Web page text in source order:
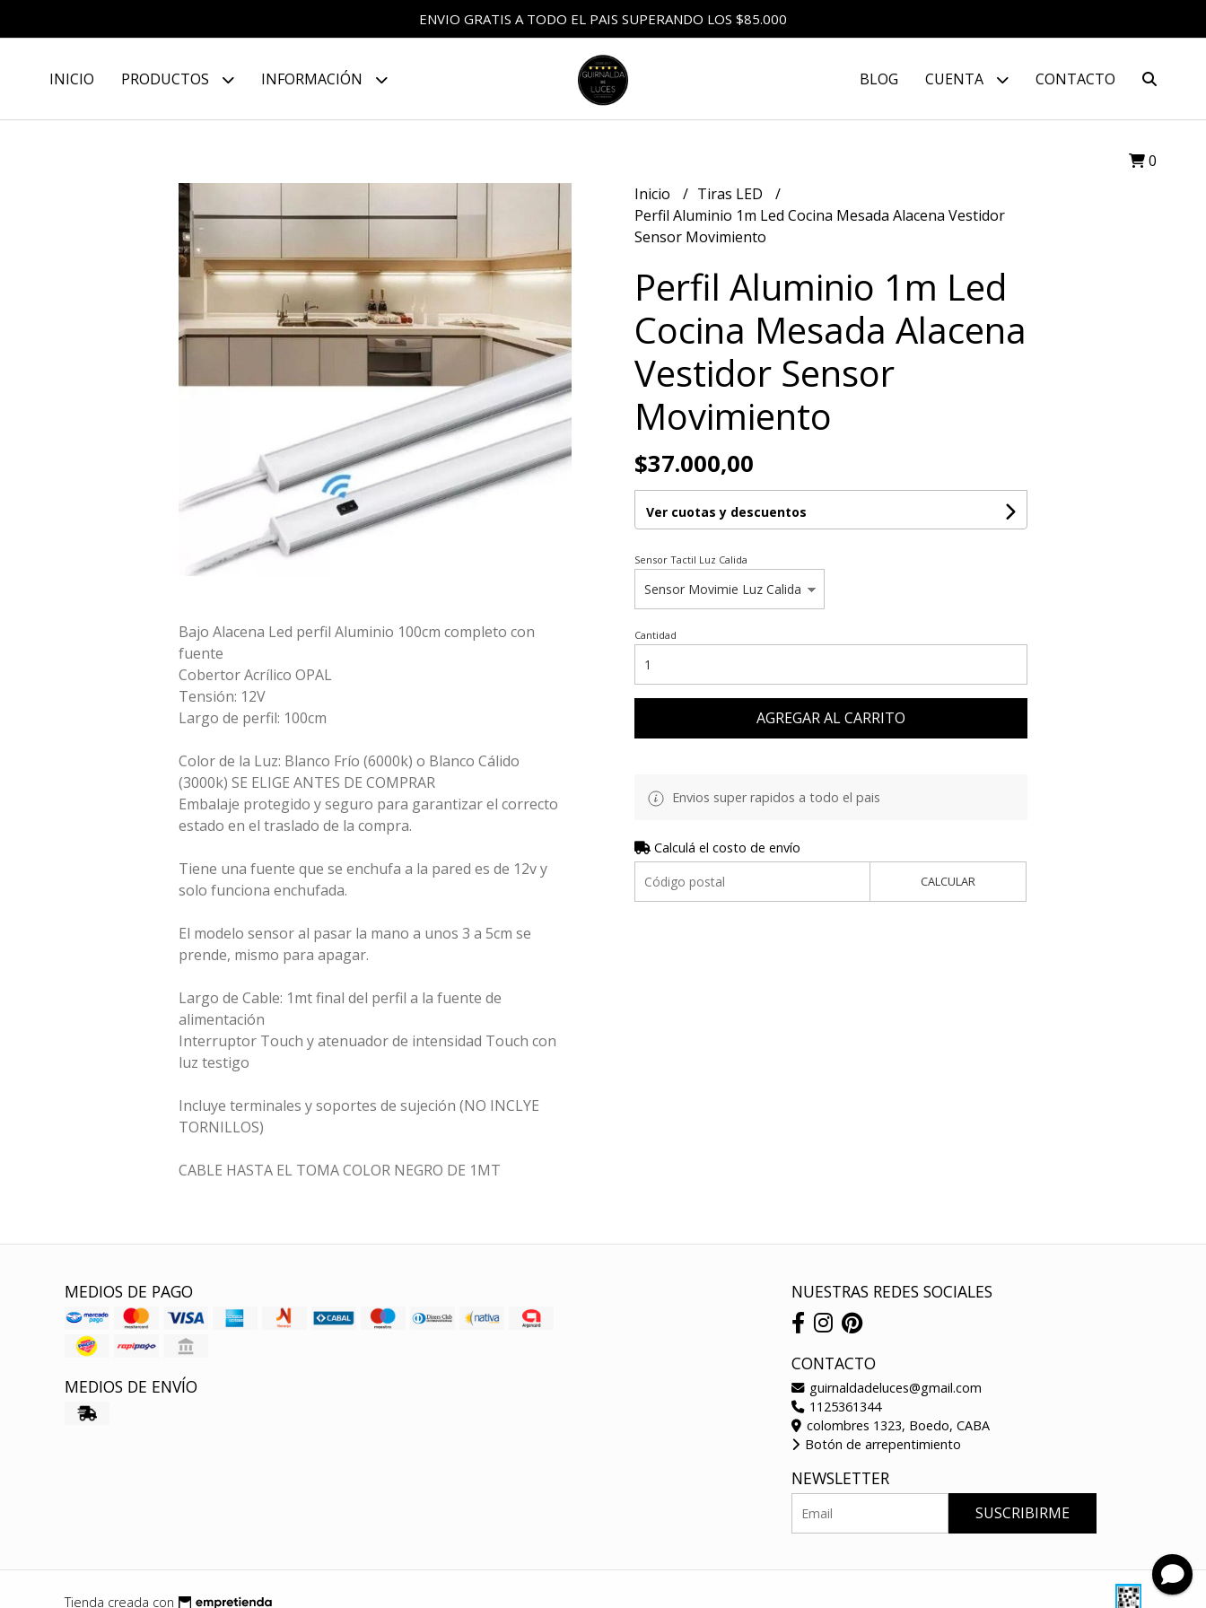
ENVIO GRATIS A TODO EL PAIS SUPERANDO LOS $85.000
INICIO PRODUCTOS INFORMACIÓN BLOG CUENTA CONTACTO
0
Bajo Alacena Led perfil Aluminio 100cm completo con
fuente
Cobertor Acrílico OPAL
Tensión: 12V
Largo de perfil: 100cm
Color de la Luz: Blanco Frío (6000k) o Blanco Cálido
(3000k) SE ELIGE ANTES DE COMPRAR
Embalaje protegido y seguro para garantizar el correcto
estado en el traslado de la compra.
Tiene una fuente que se enchufa a la pared es de 12v y
solo funciona enchufada.
El modelo sensor al pasar la mano a unos 3 a 5cm se
prende, mismo para apagar.
Largo de Cable: 1mt final del perfil a la fuente de
alimentación
Interruptor Touch y atenuador de intensidad Touch con
luz testigo
Incluye terminales y soportes de sujeción (NO INCLYE
TORNILLOS)
CABLE HASTA EL TOMA COLOR NEGRO DE 1MT
Inicio
Tiras LED
Perfil Aluminio 1m Led Cocina Mesada Alacena Vestidor
Sensor Movimiento
Perfil Aluminio 1m Led
Cocina Mesada Alacena
Vestidor Sensor
Movimiento
$37.000,00
Ver cuotas y descuentos
Sensor Tactil Luz Calida
Cantidad
AGREGAR AL CARRITO
Envios super rapidos a todo el pais
Calculá el costo de envío
CALCULAR
MEDIOS DE PAGO
MEDIOS DE ENVÍO
NUESTRAS REDES SOCIALES
CONTACTO
guirnaldadeluces@gmail.com
1125361344
colombres 1323, Boedo, CABA
Botón de arrepentimiento
NEWSLETTER
SUSCRIBIRME
Tienda creada con